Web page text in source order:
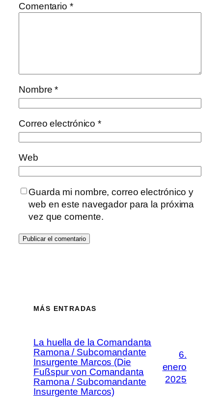
Comentario *
Nombre*
Correo electrónico*
Web
Guarda mi nombre, correo electrónico y
web en este navegador para la próxima
vez que comente.
MÁS ENTRADAS
La huella de la Comandanta
Ramona / Subcomandante
Insurgente Marcos (Die
Fußspur von Comandanta
Ramona / Subcomandante
Insurgente Marcos)
6.
enero
2025